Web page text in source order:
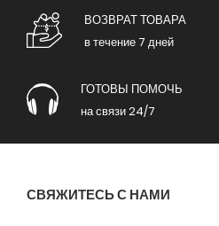
ВОЗВРАТ ТОВАРА
в течение 7 дней
ГОТОВЫ ПОМОЧЬ
на связи 24/7
СВЯЖИТЕСЬ С НАМИ